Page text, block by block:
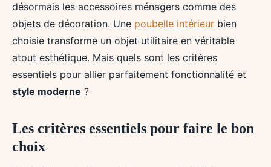
désormais les accessoires ménagers comme des
objets de décoration. Une poubelle intérieur bien
choisie transforme un objet utilitaire en véritable
atout esthétique. Mais quels sont les critères
essentiels pour allier parfaitement fonctionnalité et
style moderne ?
Les critères essentiels pour faire le bon
choix